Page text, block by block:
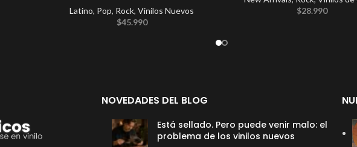
Latino, Pop, Rock, Vinilos Nuevos
$45.990
$28.990
NOVEDADES DEL BLOG
Está sellado. Pero puede venir malo: el
problema de los vinilos nuevos